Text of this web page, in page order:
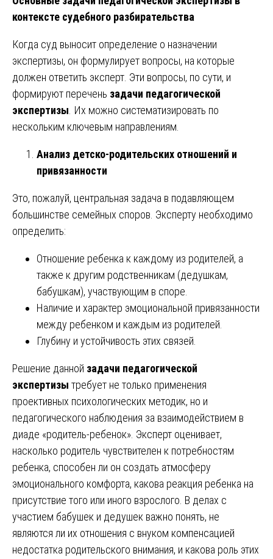
контексте судебного разбирательства
Когда суд выносит определение о назначении
экспертизы, он формулирует вопросы, на которые
должен ответить эксперт. Эти вопросы, по сути, и
формируют перечень задачи педагогической
экспертизы . Их можно систематизировать по
нескольким ключевым направлениям.
Анализ детско-родительских отношений и
привязанности
Это, пожалуй, центральная задача в подавляющем
большинстве семейных споров. Эксперту необходимо
определить:
Отношение ребенка к каждому из родителей, а
также к другим родственникам (дедушкам,
бабушкам), участвующим в споре.
Наличие и характер эмоциональной привязанности
между ребенком и каждым из родителей.
Глубину и устойчивость этих связей.
Решение данной задачи педагогической
экспертизы требует не только применения
проективных психологических методик, но и
педагогического наблюдения за взаимодействием в
диаде «родитель-ребенок». Эксперт оценивает,
насколько родитель чувствителен к потребностям
ребенка, способен ли он создать атмосферу
эмоционального комфорта, какова реакция ребенка на
присутствие того или иного взрослого. В делах с
участием бабушек и дедушек важно понять, не
являются ли их отношения с внуком компенсацией
недостатка родительского внимания, и какова роль этих